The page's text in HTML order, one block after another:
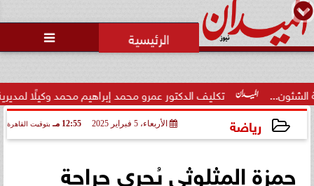

تكليف الدكتور عمرو محمد إبراهيم محمد وكيلًا لمديرية الشئون
رياضة الأربعاء، 5 فبراير 2025 12:55 مـ بتوقيت القاهرة
حمزة المثلوثي يُجري جراحة